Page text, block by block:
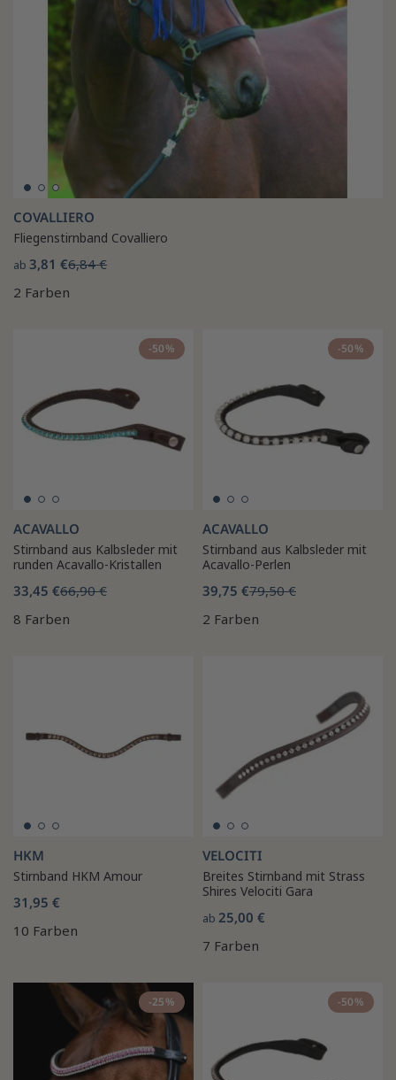
COVALLIERO
Fliegenstirnband Covalliero
ab 3,81 €6,84 €
2 Farben
-50%
ACAVALLO
Stirnband aus Kalbsleder mit
runden Acavallo-Kristallen
33,45 €66,90 €
8 Farben
-50%
ACAVALLO
Stirnband aus Kalbsleder mit
Acavallo-Perlen
39,75 €79,50 €
2 Farben
HKM
Stirnband HKM Amour
31,95 €
10 Farben
VELOCITI
Breites Stirnband mit Strass
Shires Velociti Gara
ab 25,00 €
7 Farben
-25% -50%